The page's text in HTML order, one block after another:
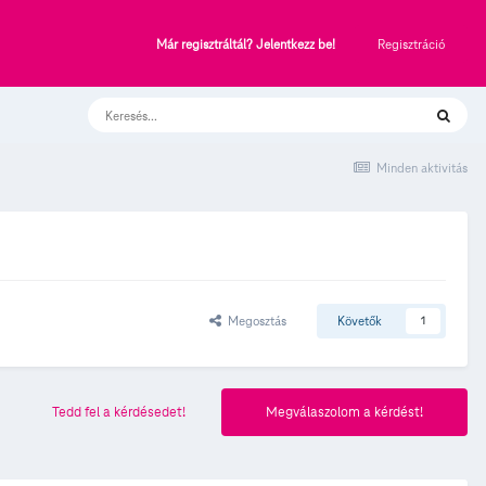
Már regisztráltál? Jelentkezz be! Regisztráció
Minden aktivitás
Megosztás Követők 1
Megválaszolom a kérdést!
Tedd fel a kérdésedet!